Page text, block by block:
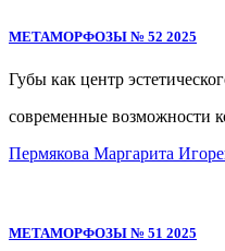
МЕТАМОРФОЗЫ № 52 2025
Губы как центр
современные возможности
Пермякова Маргарита
МЕТАМОРФОЗЫ № 51 2025